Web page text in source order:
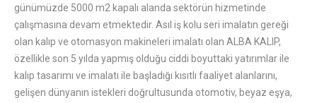
günümüzde 5000 m2 kapalı alanda sektörün hizmetinde
çalışmasına devam etmektedir. Asıl iş kolu seri imalatın gereği
olan kalıp ve otomasyon makineleri imalatı olan ALBA KALIP,
özellikle son 5 yılda yapmış olduğu ciddi boyuttaki yatırımlar ile
kalıp tasarımı ve imalatı ile başladığı kısıtlı faaliyet alanlarını,
gelişen dünyanın istekleri doğrultusunda otomotiv, beyaz eşya,